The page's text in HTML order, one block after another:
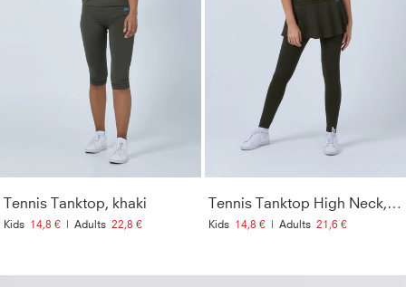
Tennis Tanktop, khaki
Kids 14,8 € | Adults 22,8 €
Tennis Tanktop High Neck, khaki
Kids 14,8 € | Adults 21,6 €